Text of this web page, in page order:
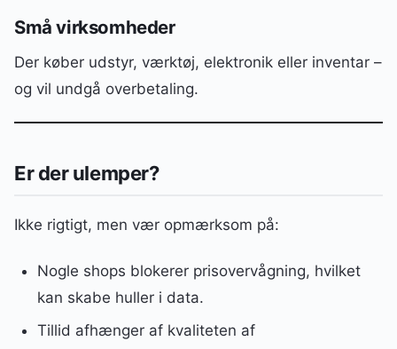
Små virksomheder
Der køber udstyr, værktøj, elektronik eller inventar –
og vil undgå overbetaling.
Er der ulemper?
Ikke rigtigt, men vær opmærksom på:
Nogle shops blokerer prisovervågning, hvilket
kan skabe huller i data.
Tillid afhænger af kvaliteten af